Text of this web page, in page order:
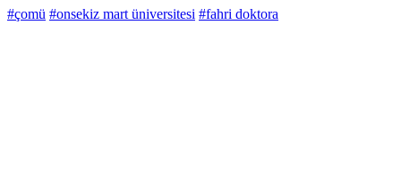
#çomü #onsekiz mart üniversitesi #fahri doktora